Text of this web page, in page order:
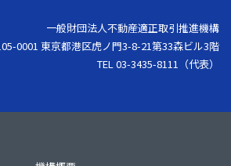
一般財団法人不動産適正取引推進機構
0001 東京都港区虎ノ門3-8-21第33森ビル3階
TEL 03-3435-8111（代表）